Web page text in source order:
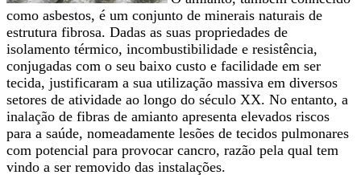
como asbestos, é um conjunto de minerais naturais de
estrutura fibrosa. Dadas as suas propriedades de
isolamento térmico, incombustibilidade e resistência,
conjugadas com o seu baixo custo e facilidade em ser
tecida, justificaram a sua utilização massiva em diversos
setores de atividade ao longo do século XX. No entanto, a
inalação de fibras de amianto apresenta elevados riscos
para a saúde, nomeadamente lesões de tecidos pulmonares
com potencial para provocar cancro, razão pela qual tem
vindo a ser removido das instalações.